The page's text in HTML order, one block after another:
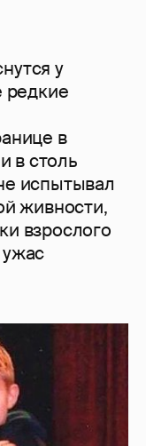
у
редкие
в
в столь
испытывал
живности,
взрослого